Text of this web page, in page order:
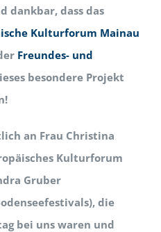
dankbar, dass das
Kulturforum Mainau
Freundes- und
besondere Projekt
an Frau Christina
Kulturforum
Gruber
die
bei uns waren und